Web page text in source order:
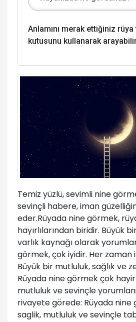
Anlamını merak ettiğiniz
kutusunu kullanarak
Temiz yüzlü, sevimli nine
sevinçli habere, iman
eder.Rüyada nine görmek,
hayırlılarından biridir. Büyük
varlık kaynağı olarak
görmek, çok iyidir. Her zaman
Büyük bir mutluluk, sağlık ve
Rüyada nine görmek çok
mutluluk ve sevinçle
rivayete görede: Rüyada nine
saglik, mutluluk ve sevinçle